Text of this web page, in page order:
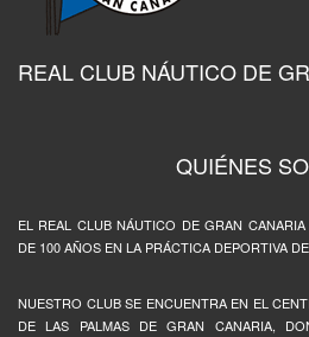
REAL CLUB NÁUTICO DE
QUIÉNES
EL REAL CLUB NÁUTICO DE GRAN
DE 100 AÑOS EN LA PRÁCTICA DEPORTIVA
NUESTRO CLUB SE ENCUENTRA EN EL
DE LAS PALMAS DE GRAN CANARIA,